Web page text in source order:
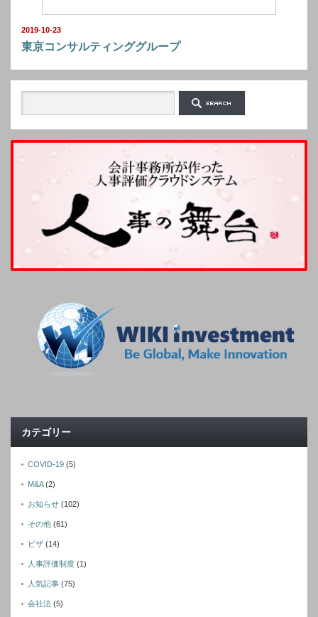
2019-10-23
東京コンサルティンググループ
カテゴリー
COVID-19 (5)
M&A(2)
お知らせ (102)
その他 (61)
ビザ (14)
人事評価制度 (1)
人気記事 (75)
会社法 (5)